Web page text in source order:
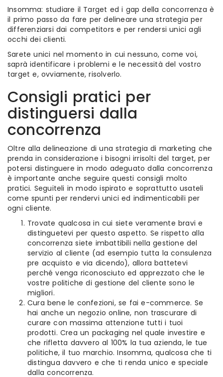
Insomma: studiare il Target ed i gap della concorrenza è
il primo passo da fare per delineare una strategia per
differenziarsi dai competitors e per rendersi unici agli
occhi dei clienti.
Sarete unici nel momento in cui nessuno, come voi,
saprà identificare i problemi e le necessità del vostro
target e, ovviamente, risolverlo.
Consigli pratici per
distinguersi dalla
concorrenza
Oltre alla delineazione di una strategia di marketing che
prenda in considerazione i bisogni irrisolti del target, per
potersi distinguere in modo adeguato dalla concorrenza
è importante anche seguire questi consigli molto
pratici. Seguiteli in modo ispirato e soprattutto usateli
come spunti per rendervi unici ed indimenticabili per
ogni cliente.
Trovate qualcosa in cui siete veramente bravi e
distinguetevi per questo aspetto. Se rispetto alla
concorrenza siete imbattibili nella gestione del
servizio al cliente (ad esempio tutta la consulenza
pre acquisto e via dicendo), allora battetevi
perché venga riconosciuto ed apprezzato che le
vostre politiche di gestione del cliente sono le
migliori.
Cura bene le confezioni, se fai e-commerce. Se
hai anche un negozio online, non trascurare di
curare con massima attenzione tutti i tuoi
prodotti. Crea un packaging nel quale investire e
che rifletta davvero al 100% la tua azienda, le tue
politiche, il tuo marchio. Insomma, qualcosa che ti
distingua davvero e che ti renda unico e speciale
dalla concorrenza.